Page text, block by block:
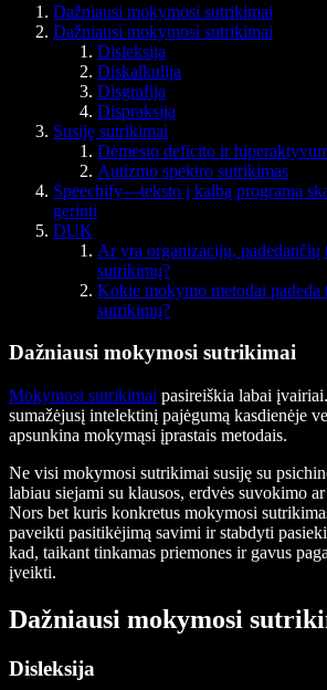
Dažniausi mokymosi sutrikimai
Dažniausi mokymosi sutrikimai
Disleksija
Diskalkulija
Disgrafija
Dispraksija
Susiję sutrikimai
Dėmesio deficito ir
Autizmo spektro sutrikimas
Speechify—teksto į kalbą programa
gerinti
DUK
Ar yra organizacijų, padedančių
sutrikimų?
Kokie mokymo metodai padeda
sutrikimų?
Dažniausi mokymosi sutrikimai
Mokymosi sutrikimai pasireiškia labai
sumažėjusį intelektinį pajėgumą kasdienėje
apsunkina mokymąsi įprastais metodais.
Ne visi mokymosi sutrikimai susiję su
labiau siejami su klausos, erdvės suvokimo
Nors bet kuris konkretus mokymosi
paveikti pasitikėjimą savimi ir stabdyti
kad, taikant tinkamas priemones ir gavus
įveikti.
Dažniausi mokymosi
Disleksija